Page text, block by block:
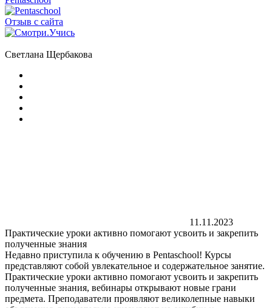
Отзыв с сайта
Светлана Щербакова
11.11.2023
Практические уроки активно помогают усвоить и закрепить
полученные знания
Недавно приступила к обучению в Pentaschool! Курсы
представляют собой увлекательное и содержательное занятие.
Практические уроки активно помогают усвоить и закрепить
полученные знания, вебинары открывают новые грани
предмета. Преподаватели проявляют великолепные навыки